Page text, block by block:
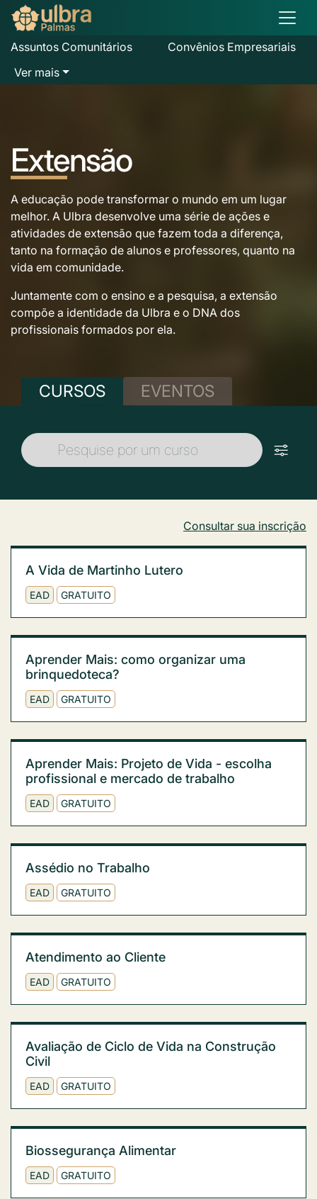
Assuntos Comunitários
Convênios Empresariais
Ver mais
Extensão
A educação pode transformar o mundo em um lugar
melhor. A Ulbra desenvolve uma série de ações e
atividades de extensão que fazem toda a diferença,
tanto na formação de alunos e professores, quanto na
vida em comunidade.
Juntamente com o ensino e a pesquisa, a extensão
compõe a identidade da Ulbra e o DNA dos
profissionais formados por ela.
CURSOS EVENTOS
Consultar sua inscrição
A Vida de Martinho Lutero
EAD GRATUITO
Aprender Mais: como organizar uma
brinquedoteca?
EAD GRATUITO
Aprender Mais: Projeto de Vida - escolha
profissional e mercado de trabalho
EAD GRATUITO
Assédio no Trabalho
EAD GRATUITO
Atendimento ao Cliente
EAD GRATUITO
Avaliação de Ciclo de Vida na Construção
Civil
EAD GRATUITO
Biossegurança Alimentar
EAD GRATUITO